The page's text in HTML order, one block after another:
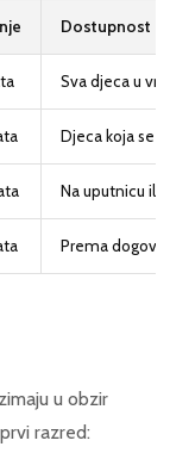
Dostupnost
Sva djeca u
Djeca koja se
Na uputnicu ili
Prema
u obzir
razred: